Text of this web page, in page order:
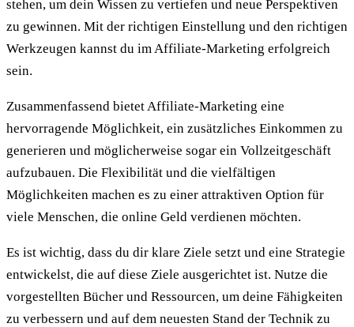
stehen, um dein Wissen zu vertiefen und neue Perspektiven
zu gewinnen. Mit der richtigen Einstellung und den richtigen
Werkzeugen kannst du im Affiliate-Marketing erfolgreich
sein.
Zusammenfassend bietet Affiliate-Marketing eine
hervorragende Möglichkeit, ein zusätzliches Einkommen zu
generieren und möglicherweise sogar ein Vollzeitgeschäft
aufzubauen. Die Flexibilität und die vielfältigen
Möglichkeiten machen es zu einer attraktiven Option für
viele Menschen, die online Geld verdienen möchten.
Es ist wichtig, dass du dir klare Ziele setzt und eine Strategie
entwickelst, die auf diese Ziele ausgerichtet ist. Nutze die
vorgestellten Bücher und Ressourcen, um deine Fähigkeiten
zu verbessern und auf dem neuesten Stand der Technik zu